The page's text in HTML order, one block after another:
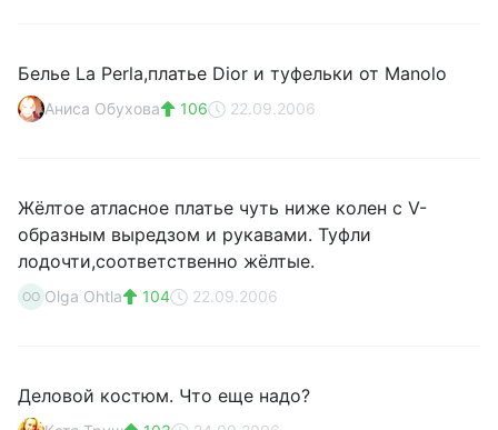
Белье La Perla,платье Dior и туфельки от Manolo
Аниса Обухова 106 22.09.2006
Жёлтое атласное платье чуть ниже колен с V-
образным выредзом и рукавами. Туфли
лодочти,соответственно жёлтые.
OO Olga Ohtla 104 22.09.2006
Деловой костюм. Что еще надо?